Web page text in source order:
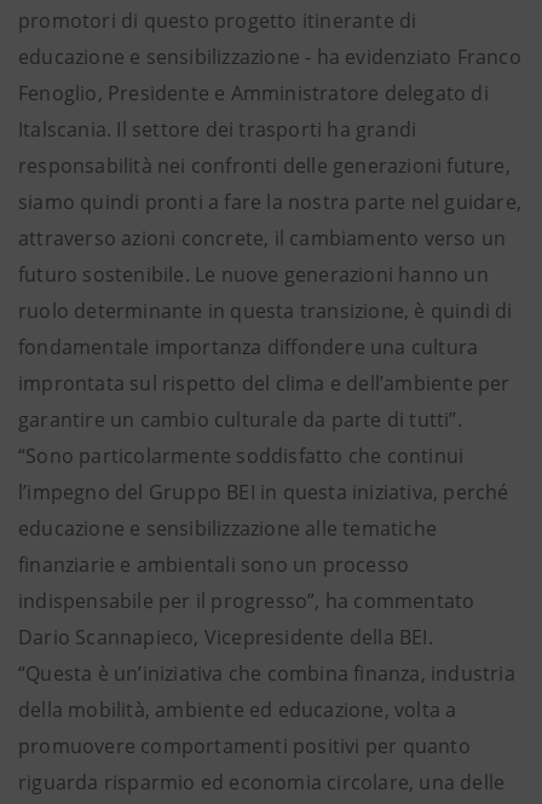
promotori di questo progetto itinerante di
educazione e sensibilizzazione - ha evidenziato Franco
Fenoglio, Presidente e Amministratore delegato di
Italscania. Il settore dei trasporti ha grandi
responsabilità nei confronti delle generazioni future,
siamo quindi pronti a fare la nostra parte nel guidare,
attraverso azioni concrete, il cambiamento verso un
futuro sostenibile. Le nuove generazioni hanno un
ruolo determinante in questa transizione, è quindi di
fondamentale importanza diffondere una cultura
improntata sul rispetto del clima e dell’ambiente per
garantire un cambio culturale da parte di tutti”.
“Sono particolarmente soddisfatto che continui
l’impegno del Gruppo BEI in questa iniziativa, perché
educazione e sensibilizzazione alle tematiche
finanziarie e ambientali sono un processo
indispensabile per il progresso”, ha commentato
Dario Scannapieco, Vicepresidente della BEI.
“Questa è un’iniziativa che combina finanza, industria
della mobilità, ambiente ed educazione, volta a
promuovere comportamenti positivi per quanto
riguarda risparmio ed economia circolare, una delle